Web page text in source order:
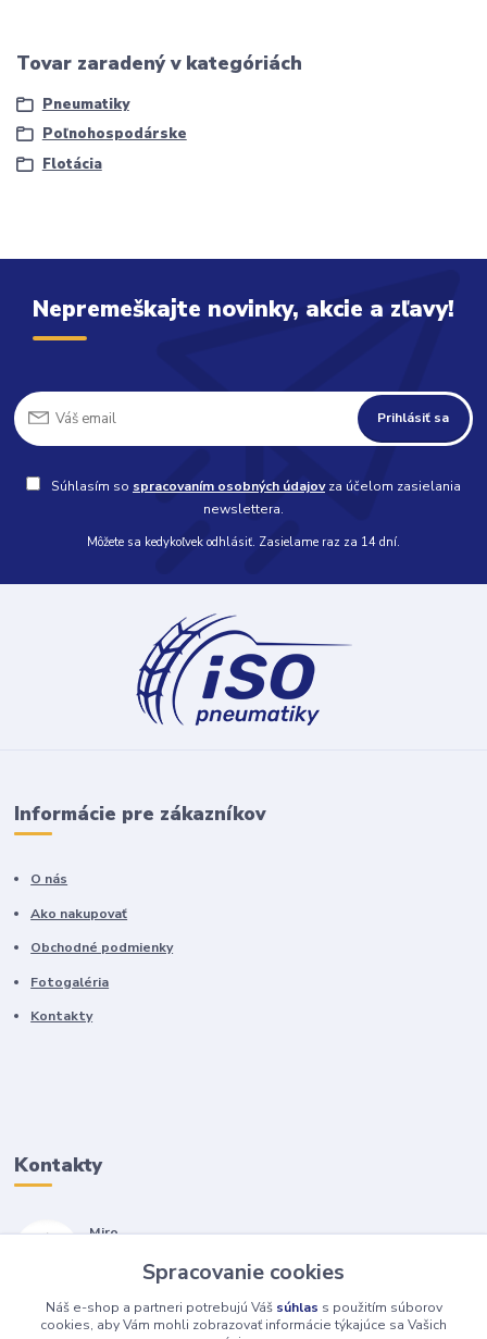
Tovar zaradený v kategóriách
Pneumatiky
Poľnohospodárske
Flotácia
Nepremeškajte novinky, akcie a zľavy!
Prihlásiť sa
Súhlasím so spracovaním osobných údajovza účelom zasielania
newslettera.
Môžete sa kedykoľvek odhlásiť. Zasielame raz za 14 dní.
Informácie pre zákazníkov
O nás
Ako nakupovať
Obchodné podmienky
Fotogaléria
Kontakty
Kontakty
Miro
(Po-Pia, 7-17 hod.)
isopneumatiky@isopneumatiky.sk
Spracovanie cookies
Náš e-shop a partneri potrebujú Váš súhlas s použitím súborov
cookies, aby Vám mohli zobrazovať informácie týkajúce sa Vašich